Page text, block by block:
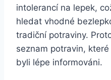
intolerancí na lepek,
hledat vhodné
tradiční potraviny.
seznam potravin,
byli lépe informováni.